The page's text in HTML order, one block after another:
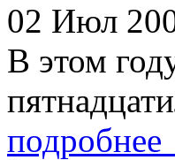
02 Июл
В этом
подробнее